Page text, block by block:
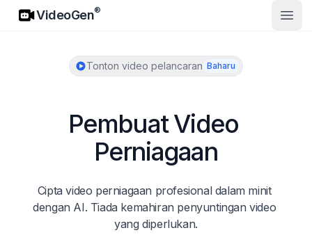
VideoGen
VideoGen®
Buka
Tonton video pelancaran Baharu
Pembuat Video
Perniagaan
Cipta video perniagaan profesional dalam minit
dengan AI. Tiada kemahiran penyuntingan video
yang diperlukan.